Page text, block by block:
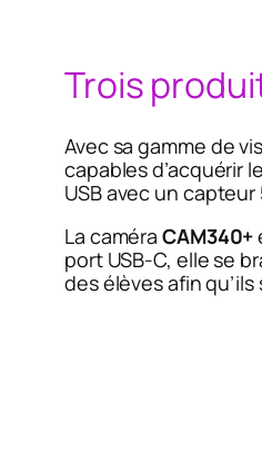
Trois
Avec sa gamme de
capables d’acquérir
USB avec un capteur
La caméra CAM340+
port USB-C, elle se
des élèves afin